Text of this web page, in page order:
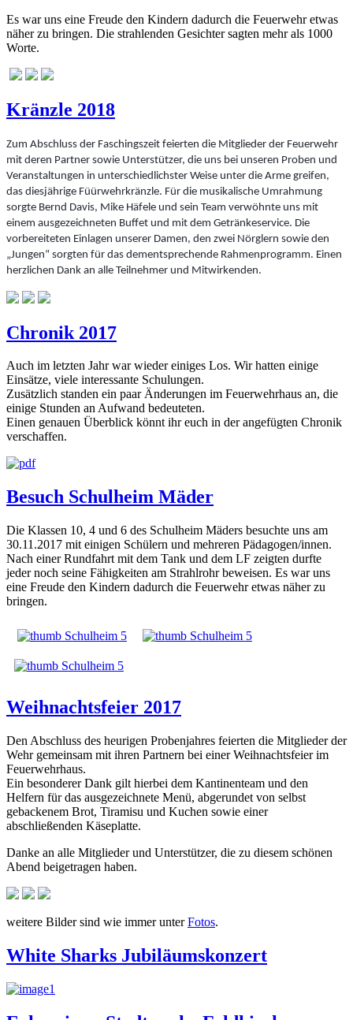
Es war uns eine Freude den Kindern dadurch die Feuerwehr etwas
näher zu bringen. Die strahlenden Gesichter sagten mehr als 1000
Worte.
Kränzle 2018
Zum Abschluss der Faschingszeit feierten die Mitglieder der Feuerwehr
mit deren Partner sowie Unterstützer, die uns bei unseren Proben und
Veranstaltungen in unterschiedlichster Weise unter die Arme greifen,
das diesjährige Füürwehrkränzle. Für die musikalische Umrahmung
sorgte Bernd Davis, Mike Häfele und sein Team verwöhnte uns mit
einem ausgezeichneten Buffet und mit dem Getränkeservice. Die
vorbereiteten Einlagen unserer Damen, den zwei Nörglern sowie den
„Jungen“ sorgten für das dementsprechende Rahmenprogramm. Einen
herzlichen Dank an alle Teilnehmer und Mitwirkenden.
Chronik 2017
Auch im letzten Jahr war wieder einiges Los. Wir hatten einige
Einsätze, viele interessante Schulungen.
Zusätzlich standen ein paar Änderungen im Feuerwehrhaus an, die
einige Stunden an Aufwand bedeuteten.
Einen genauen Überblick könnt ihr euch in der angefügten Chronik
verschaffen.
Besuch Schulheim Mäder
Die Klassen 10, 4 und 6 des Schulheim Mäders besuchte uns am
30.11.2017 mit einigen Schülern und mehreren Pädagogen/innen.
Nach einer Rundfahrt mit dem Tank und dem LF zeigten durfte
jeder noch seine Fähigkeiten am Strahlrohr beweisen. Es war uns
eine Freude den Kindern dadurch die Feuerwehr etwas näher zu
bringen.
Weihnachtsfeier 2017
Den Abschluss des heurigen Probenjahres feierten die Mitglieder der
Wehr gemeinsam mit ihren Partnern bei einer Weihnachtsfeier im
Feuerwehrhaus.
Ein besonderer Dank gilt hierbei dem Kantinenteam und den
Helfern für das ausgezeichnete Menü, abgerundet von selbst
gebackenem Brot, Tiramisu und Kuchen sowie einer
abschließenden Käseplatte.
Danke an alle Mitglieder und Unterstützer, die zu diesem schönen
Abend beigetragen haben.
weitere Bilder sind wie immer unterFotos.
White Sharks Jubiläumskonzert